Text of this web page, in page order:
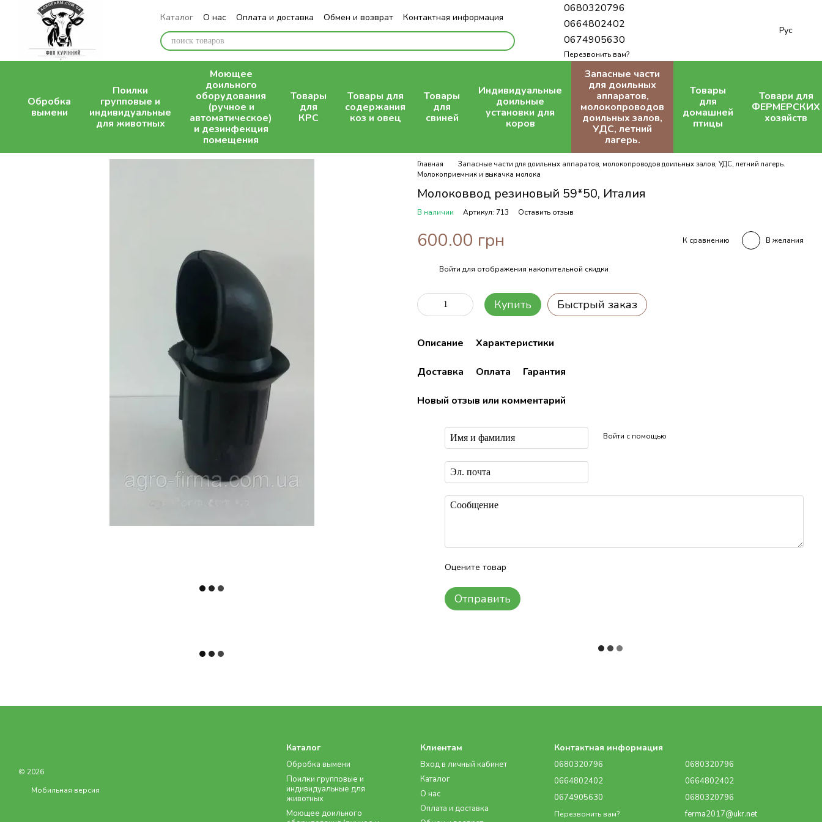
Перейти к основному контенту
Каталог О нас Оплата и доставка Обмен и возврат
Контактная информация
Блог
0680320796
0664802402
0674905630
Перезвонить вам?
Рус
Обробка
вымени
Поилки
групповые и
индивидуальные
для животных
Моющее
доильного
оборудования
(ручное и
автоматическое)
и дезинфекция
помещения
Товары
для
КРС
Товары для
содержания
коз и овец
Товары
для
свиней
Индивидуальные
доильные
установки для
коров
Запасные части
для доильных
аппаратов,
молокопроводов
доильных залов,
УДС, летний
лагерь.
Товары
для
домашней
птицы
Товари для
ФЕРМЕРСКИХ
хозяйств
Главная
Запасные части для доильных аппаратов, молокопроводов доильных залов, УДС, летний лагерь.
Молокоприемник и выкачка молока
Молоковвод резиновый 59*50, Италия
В наличии Артикул: 713 Оставить отзыв
600.00 грн К сравнению В желания
Войти для отображения накопительной скидки
Купить Быстрый заказ
Описание Характеристики
Доставка Оплата Гарантия
Новый отзыв или комментарий
Войти с помощью
Оцените товар
Отправить
© 2026
Мобильная версия
Каталог
Обробка вымени
Поилки групповые и
индивидуальные для
животных
Моющее доильного
Клиентам
Вход в личный кабинет
Каталог
О нас
Оплата и доставка
Контактная информация
0680320796
0664802402
0674905630
Перезвонить вам?
0680320796
0664802402
0680320796
ferma2017@ukr.net